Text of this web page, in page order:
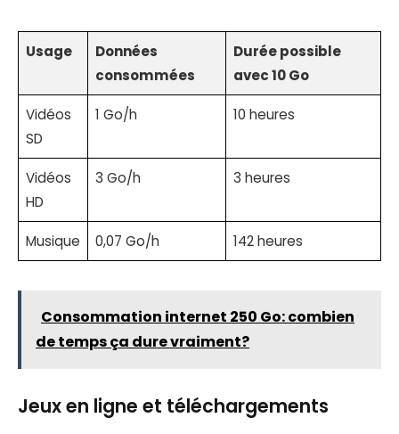
Usage
Données
consommées
Durée possible
avec 10 Go
Vidéos
SD
1 Go/h 10 heures
Vidéos
HD
3 Go/h 3 heures
Musique 0,07 Go/h 142 heures
Consommation internet 250 Go: combien
de temps ça dure vraiment?
Jeux en ligne et téléchargements